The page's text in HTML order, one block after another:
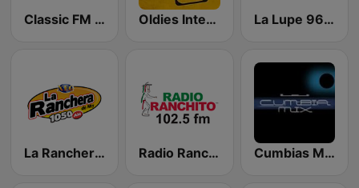
Classic FM 106.9 | Monterrey Oldies Internet Radio La Lupe 96.7 FM | León
La Ranchera 1050 AM Radio Ranchito Cumbias Mezcladas